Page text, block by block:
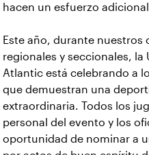
hacen un esfuerzo
Este año, durante nuestros
regionales y seccionales, la
Atlantic está celebrando a
que demuestran una
extraordinaria. Todos los
personal del evento y los
oportunidad de nominar a